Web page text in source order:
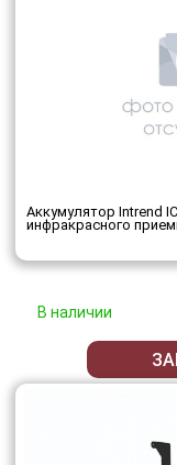
Аккумулятор Intrend
инфракрасного
В наличии